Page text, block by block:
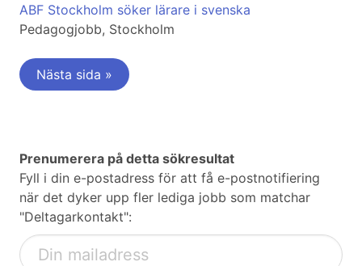
ABF Stockholm söker lärare i svenska
Pedagogjobb, Stockholm
Nästa sida »
Prenumerera på detta sökresultat
Fyll i din e-postadress för att få e-postnotifiering
när det dyker upp fler lediga jobb som matchar
"Deltagarkontakt":